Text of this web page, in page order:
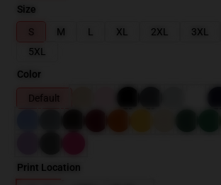
Size
S
M L XL 2XL 3XL
5XL
Color
Default
Print Location